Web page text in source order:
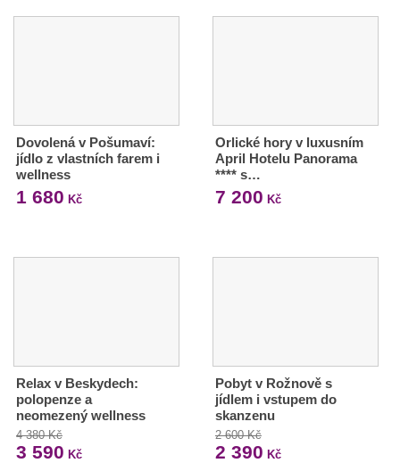
Dovolená v Pošumaví:
jídlo z vlastních farem i
wellness
1 680 Kč
Orlické hory v luxusním
April Hotelu Panorama
**** s…
7 200 Kč
Relax v Beskydech:
polopenze a
neomezený wellness
4 380 Kč
3 590 Kč
Pobyt v Rožnově s
jídlem i vstupem do
skanzenu
2 600 Kč
2 390 Kč